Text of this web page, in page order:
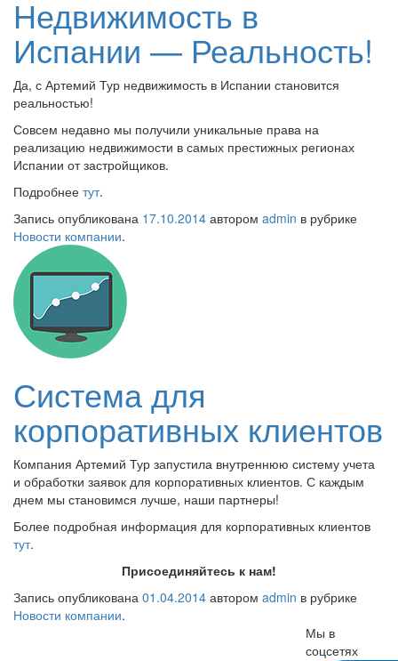
Недвижимость в
Испании — Реальность!
Да, с Артемий Тур недвижимость в Испании становится
реальностью!
Совсем недавно мы получили уникальные права на
реализацию недвижимости в самых престижных регионах
Испании от застройщиков.
Подробнее тут.
Запись опубликована 17.10.2014 автором admin в рубрике
Новости компании.
Система для
корпоративных клиентов
Компания Артемий Тур запустила внутреннюю систему учета
и обработки заявок для корпоративных клиентов. С каждым
днем мы становимся лучше, наши партнеры!
Более подробная информация для корпоративных клиентов
тут.
Присоединяйтесь к нам!
Запись опубликована 01.04.2014 автором admin в рубрике
Новости компании.
Мы в
соцсетях